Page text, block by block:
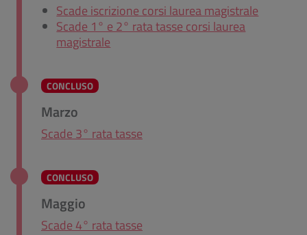
Scade iscrizione corsi laurea magistrale
Scade 1° e 2° rata tasse corsi laurea
magistrale
CONCLUSO
Marzo
Scade 3° rata tasse
CONCLUSO
Maggio
Scade 4° rata tasse